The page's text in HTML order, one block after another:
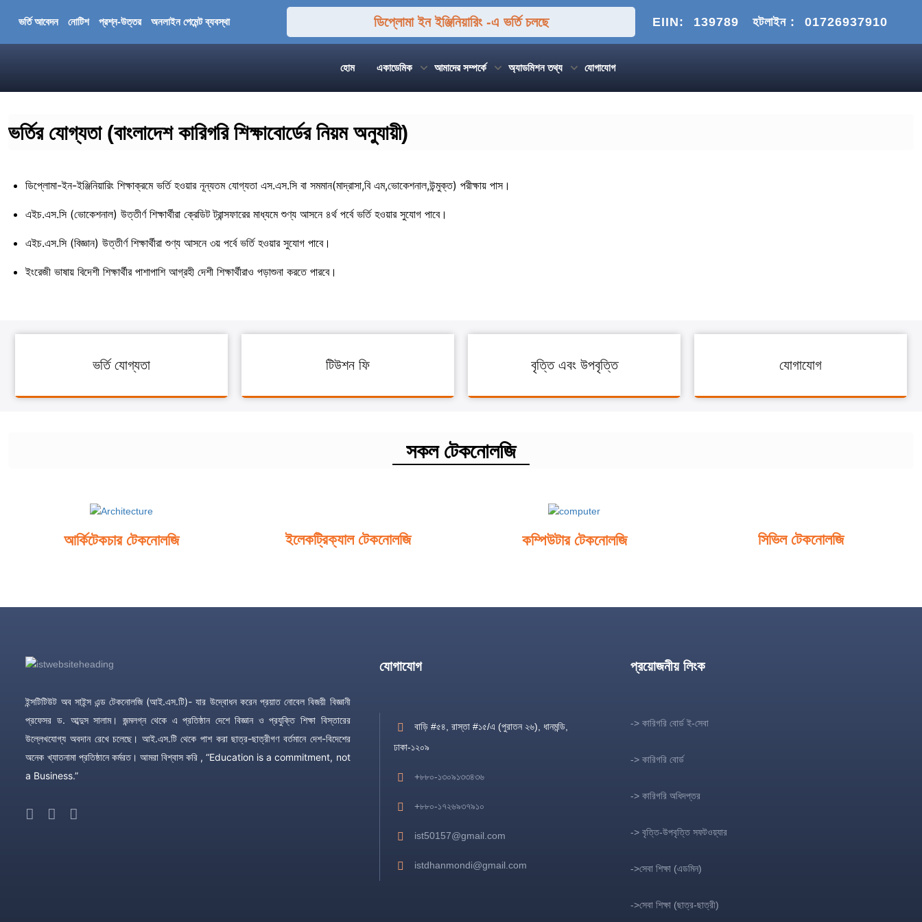
ভর্তি আবেদন নোটিশ প্রশ্ন-উত্তর অনলাইন পেমেন্ট ব্যবস্থা ডিপ্লোমা ইন ইঞ্জিনিয়ারিং -এ ভর্তি চলছে EIIN: 139789 হটলাইন : 01726937910
হোম একাডেমিক আমাদের সম্পর্কে অ্যাডমিশন তথ্য যোগাযোগ
ভর্তির যোগ্যতা (বাংলাদেশ কারিগরি শিক্ষাবোর্ডের নিয়ম অনুযায়ী)
ডিপ্লোমা-ইন-ইঞ্জিনিয়ারিং শিক্ষাক্রমে ভর্তি হওয়ার নূন্যতম যোগ্যতা এস.এস.সি বা সমমান(মাদ্রাসা,বি এম,ভোকেশনাল,উন্মুক্ত) পরীক্ষায় পাস।
এইচ.এস.সি (ভোকেশনাল) উত্তীর্ণ শিক্ষার্থীরা ক্রেডিট ট্রান্সফারের মাধ্যমে শুণ্য আসনে ৪র্থ পর্বে ভর্তি হওয়ার সুযোগ পাবে।
এইচ.এস.সি (বিজ্ঞান) উত্তীর্ণ শিক্ষার্থীরা শুণ্য আসনে ৩য় পর্বে ভর্তি হওয়ার সুযোগ পাবে।
ইংরেজী ভাষায় বিদেশী শিক্ষার্থীর পাশাপাশি আগ্রহী দেশী শিক্ষার্থীরাও পড়াশুনা করতে পারবে।
ভর্তি যোগ্যতা টিউশন ফি বৃত্তি এবং উপবৃত্তি যোগাযোগ
সকল টেকনোলজি
আর্কিটেকচার টেকনোলজি ইলেকট্রিক্যাল টেকনোলজি কম্পিউটার টেকনোলজি সিভিল টেকনোলজি
ইন্সটিটিউট অব সাইন্স এন্ড টেকনোলজি (আই.এস.টি)- যার উদ্বোধন করেন প্রয়াত নোবেল বিজয়ী বিজ্ঞানী
প্রফেসর ড. আব্দুস সালাম। জন্মলগ্ন থেকে এ প্রতিষ্ঠান দেশে বিজ্ঞান ও প্রযুক্তি শিক্ষা বিস্তারের
উল্লেখযোগ্য অবদান রেখে চলেছে। আই.এস.টি থেকে পাশ করা ছাত্র-ছাত্রীগণ বর্তমানে দেশ-বিদেশের
অনেক খ্যাতনামা প্রতিষ্ঠানে কর্মরত। আমরা বিশ্বাস করি , “Education is a commitment, not
a Business.”
যোগাযোগ
বাড়ি #৫৪, রাস্তা #১৫/এ (পুরাতন ২৬), ধানমন্ডি,
ঢাকা-১২০৯
+৮৮০-১৩০৯১৩৩৪৩৬
+৮৮০-১৭২৬৯৩৭৯১০
ist50157@gmail.com
istdhanmondi@gmail.com
প্রয়োজনীয় লিংক
-> কারিগরি বোর্ড ই-সেবা
-> কারিগরি বোর্ড
-> কারিগরি অধিদপ্তর
-> বৃত্তি-উপবৃত্তি সফটওয়্যার
->সেবা শিক্ষা (এডমিন)
->সেবা শিক্ষা (ছাত্র-ছাত্রী)